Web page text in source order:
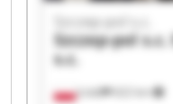
Łódź 622 km
Szczep-pol s.c.
Szczep-pol s.c.
s.c.